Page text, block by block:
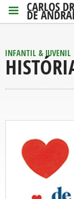
INFANTIL & JUVENIL